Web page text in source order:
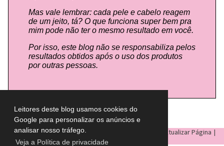
Leitores deste blog usamos cookies do
Google para personalizar os anúncios e
analisar nosso tráfego.
Veja a Política de privacidade
Mas vale lembrar: cada pele e cabelo reagem
de um jeito, tá? O que funciona super bem pra
mim pode não ter o mesmo resultado em você.
Por isso, este blog não se responsabiliza pelos
resultados obtidos após o uso dos produtos
por outras pessoas.
LULU ON THE SKY - Todos os direitos reservados © | Atualizar Página